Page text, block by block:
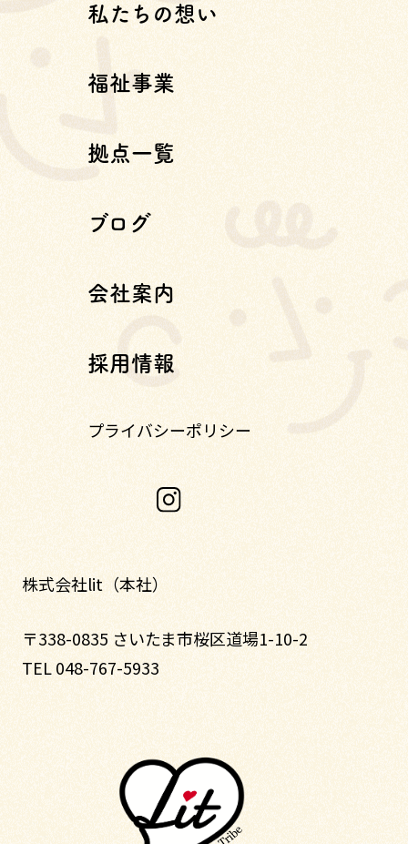
私たちの想い
福祉事業
拠点一覧
ブログ
会社案内
採用情報
プライバシーポリシー
株式会社lit（本社）
〒338-0835 さいたま市桜区道場1-10-2
TEL 048-767-5933